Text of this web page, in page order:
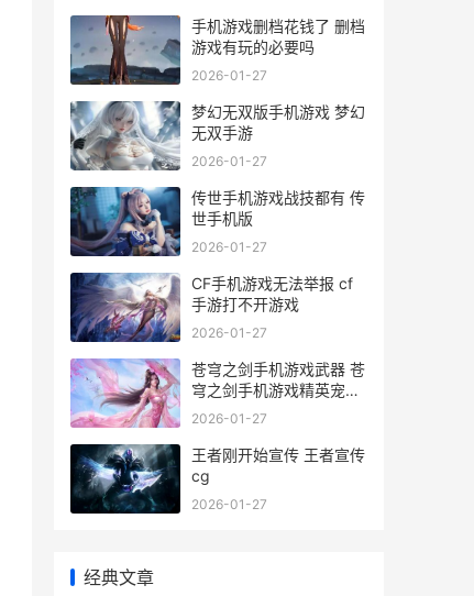
手机游戏删档花钱了 删档
游戏有玩的必要吗
2026-01-27
梦幻无双版手机游戏 梦幻
无双手游
2026-01-27
传世手机游戏战技都有 传
世手机版
2026-01-27
CF手机游戏无法举报 cf
手游打不开游戏
2026-01-27
苍穹之剑手机游戏武器 苍
穹之剑手机游戏精英宠物
攻略
2026-01-27
王者刚开始宣传 王者宣传
cg
2026-01-27
经典文章